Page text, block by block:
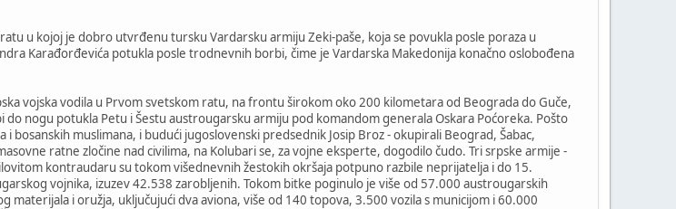
u kojoj je dobro utvrđenu tursku Vardarsku armiju Zeki-paše, koja se povukla posle poraza u
Karađorđevića potukla posle trodnevnih borbi, čime je Vardarska Makedonija konačno oslobođena
vojska vodila u Prvom svetskom ratu, na frontu širokom oko 200 kilometara od Beograda do Guče,
do nogu potukla Petu i Šestu austrougarsku armiju pod komandom generala Oskara Poćoreka. Pošto
bosanskih muslimana, i budući jugoslovenski predsednik Josip Broz - okupirali Beograd, Šabac,
ratne zločine nad civilima, na Kolubari se, za vojne eksperte, dogodilo čudo. Tri srpske armije -
kontraudaru su tokom višednevnih žestokih okršaja potpuno razbile neprijatelja i do 15.
vojnika, izuzev 42.538 zarobljenih. Tokom bitke poginulo je više od 57.000 austrougarskih
materijala i oružja, uključujući dva aviona, više od 140 topova, 3.500 vozila s municijom i 60.000